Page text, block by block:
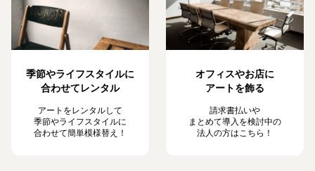
季節やライフスタイルに
合わせてレンタル
アートをレンタルして
季節やライフスタイルに
合わせて簡単模様替え！
オフィスやお店に
アートを飾る
請求書払いや
まとめて導入を検討中の
法人の方はこちら！